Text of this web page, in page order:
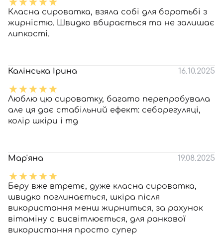
Класна сироватка, взяла собі для боротьбі з
жирністю. Швидко вбирається та не залишає
липкості.
Калінська Ірина 16.10.2025
Люблю цю сироватку, багато перепробувала
але ця дає стабільний ефект: себорегуляці,
колір шкіри і тд
Мар'яна 19.08.2025
Беру вже втретє, дуже класна сироватка,
швидко поглинається, шкіра після
використання менш жирниться, за рахунок
вітаміну с висвітлюється, для ранкової
використання просто супер